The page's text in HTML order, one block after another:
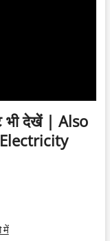
भी देखें | Also
में